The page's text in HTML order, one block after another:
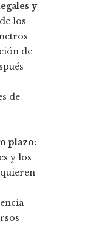
y
los
de
de
plazo:
y los